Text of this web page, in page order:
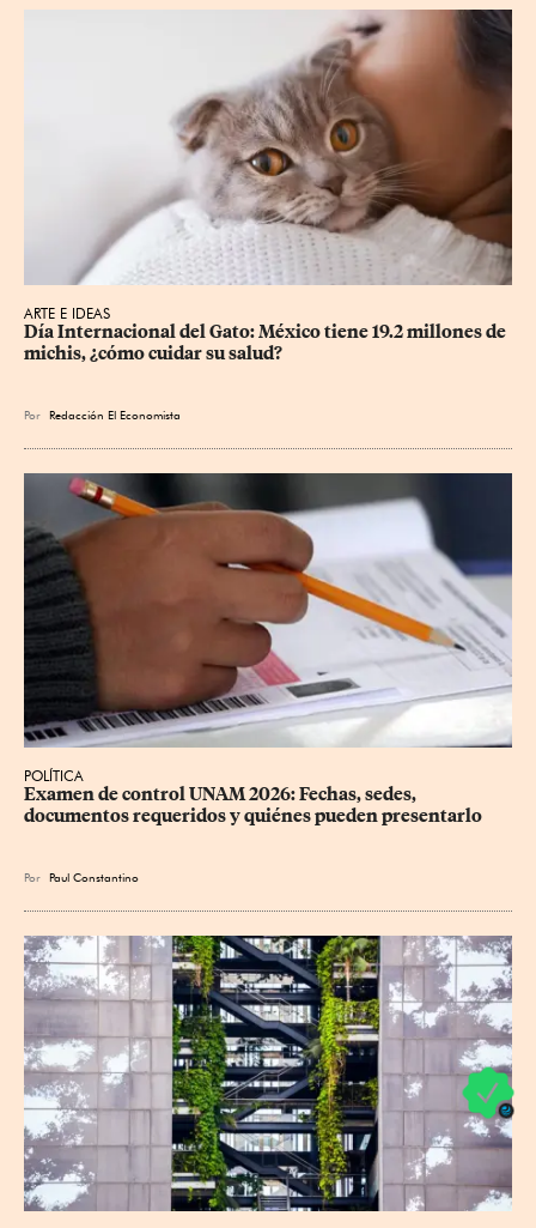
ARTE E IDEAS
Día Internacional del Gato: México tiene 19.2 millones de
michis, ¿cómo cuidar su salud?
Por Redacción El Economista
POLÍTICA
Examen de control UNAM 2026: Fechas, sedes,
documentos requeridos y quiénes pueden presentarlo
Por Paul Constantino